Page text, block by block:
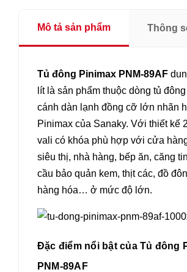
Mô tả sản phẩm Thông
Tủ đông Pinimax PNM-89AF
lít là sản phẩm thuộc dòng tủ
cánh dàn lạnh đồng cỡ lớn nhãn
Pinimax của Sanaky. Với thiết kế
vali có khóa phù hợp với cửa
siêu thị, nhà hàng, bếp ăn, căng
cầu bảo quản kem, thịt các, đồ
hàng hóa… ở mức độ lớn.
Đặc điểm nổi bật của Tủ đông
PNM-89AF